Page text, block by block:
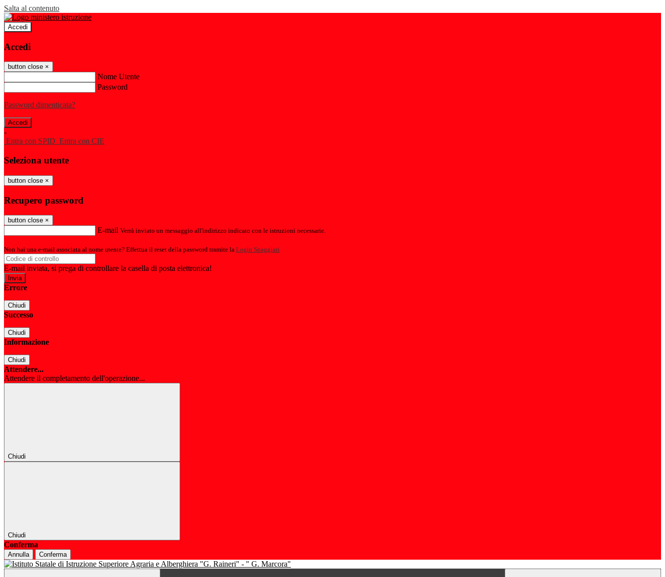
Salta al contenuto
Accedi
Accedi
button close ×
Nome Utente
Password
Password dimenticata?
-
Entra con SPID Entra con CIE
Seleziona utente
button close ×
Recupero password
button close ×
E-mail Verrà inviato un messaggio all'indirizzo indicato con le istruzioni necessarie.
Non hai una e-mail associata al nome utente? Effettua il reset della password tramite la Login Spaggiari
E-mail inviata, si prega di controllare la casella di posta elettronica!
Errore
Chiudi
Successo
Chiudi
Informazione
Chiudi
Attendere...
Attendere il completamento dell'operazione...
Chiudi
Chiudi
Conferma
Annulla Conferma